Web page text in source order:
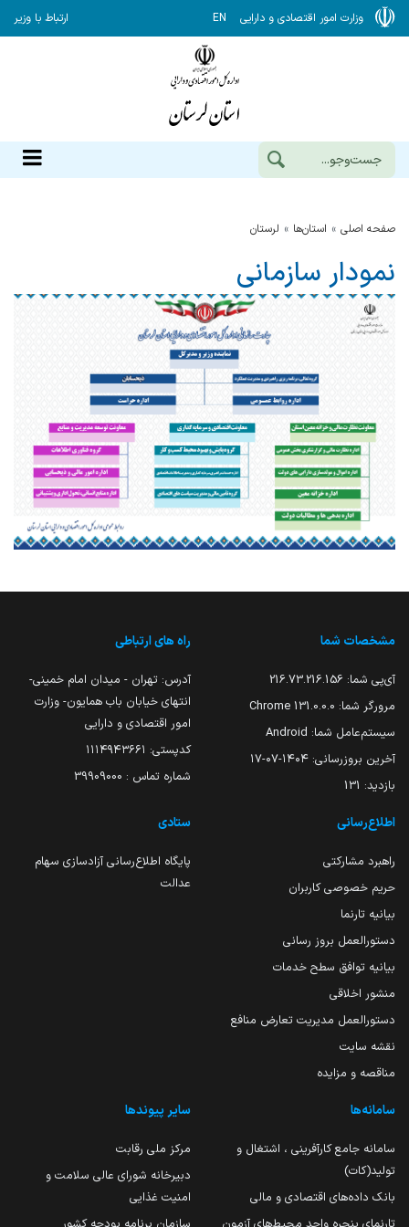
وزارت امور اقتصادی و دارایی EN ارتباط با وزیر
صفحه اصلی استان‌ها لرستان
نمودار سازمانی
مشخصات شما
آی‌پی شما: 216.73.216.156
مرورگر شما: 131.0.0.0 Chrome
سیستم‌عامل شما: Android
آخرین بروزرسانی: ۱۴۰۴-۰۷-۱۷
بازدید: 131
راه های ارتباطی
آدرس: تهران - میدان امام خمینی-
انتهای خیابان باب همایون- وزارت
امور اقتصادی و دارایی
کدپستی: ۱۱۱۴۹۴۳۶۶۱
شماره تماس : 39909000
اطلاع‌رسانی
راهبرد مشارکتی
حریم خصوصی کاربران
بیانیه تارنما
دستورالعمل بروز رسانی
بیانیه توافق سطح خدمات
منشور اخلاقی
دستورالعمل مدیریت تعارض منافع
نقشه سایت
مناقصه و مزایده
ستادی
پایگاه اطلاع‌رسانی آزادسازی سهام
عدالت
سامانه‌ها
سامانه جامع کارآفرینی ، اشتغال و
تولید(کات)
بانک داده‌های اقتصادی و مالی
سایر پیوندها
مرکز ملی رقابت
دبیرخانه شورای عالی سلامت و
امنیت غذایی